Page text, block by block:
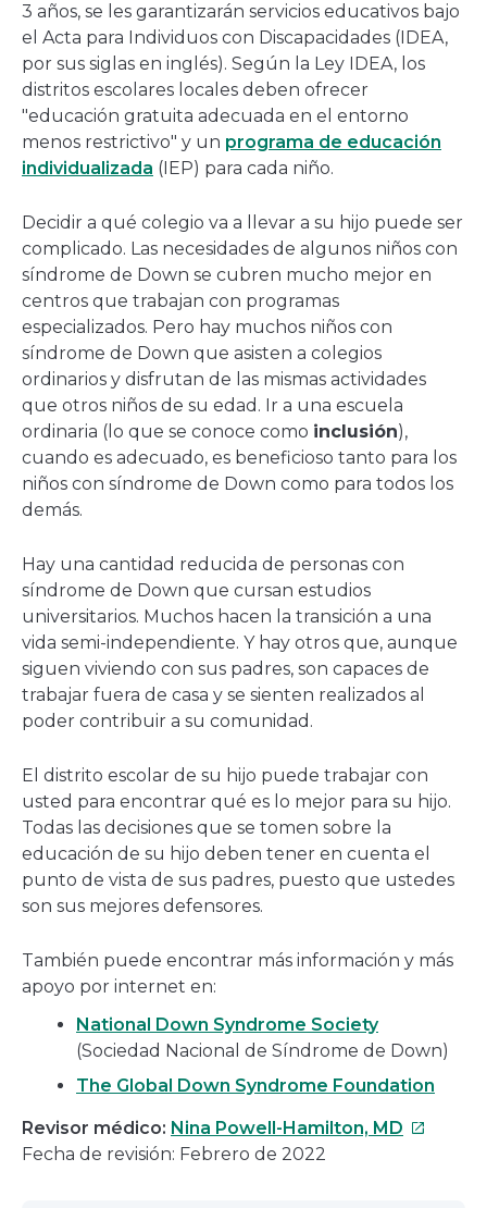
3 años, se les garantizarán servicios educativos bajo
el Acta para Individuos con Discapacidades (IDEA,
por sus siglas en inglés). Según la Ley IDEA, los
distritos escolares locales deben ofrecer
"educación gratuita adecuada en el entorno
menos restrictivo" y un programa de educación
individualizada (IEP) para cada niño.
Decidir a qué colegio va a llevar a su hijo puede ser
complicado. Las necesidades de algunos niños con
síndrome de Down se cubren mucho mejor en
centros que trabajan con programas
especializados. Pero hay muchos niños con
síndrome de Down que asisten a colegios
ordinarios y disfrutan de las mismas actividades
que otros niños de su edad. Ir a una escuela
ordinaria (lo que se conoce como inclusión),
cuando es adecuado, es beneficioso tanto para los
niños con síndrome de Down como para todos los
demás.
Hay una cantidad reducida de personas con
síndrome de Down que cursan estudios
universitarios. Muchos hacen la transición a una
vida semi-independiente. Y hay otros que, aunque
siguen viviendo con sus padres, son capaces de
trabajar fuera de casa y se sienten realizados al
poder contribuir a su comunidad.
El distrito escolar de su hijo puede trabajar con
usted para encontrar qué es lo mejor para su hijo.
Todas las decisiones que se tomen sobre la
educación de su hijo deben tener en cuenta el
punto de vista de sus padres, puesto que ustedes
son sus mejores defensores.
También puede encontrar más información y más
apoyo por internet en:
National Down Syndrome Society
(Sociedad Nacional de Síndrome de Down)
The Global Down Syndrome Foundation
Revisor médico: Nina Powell-Hamilton, MD Este
Fecha de revisión: Febrero de 2022